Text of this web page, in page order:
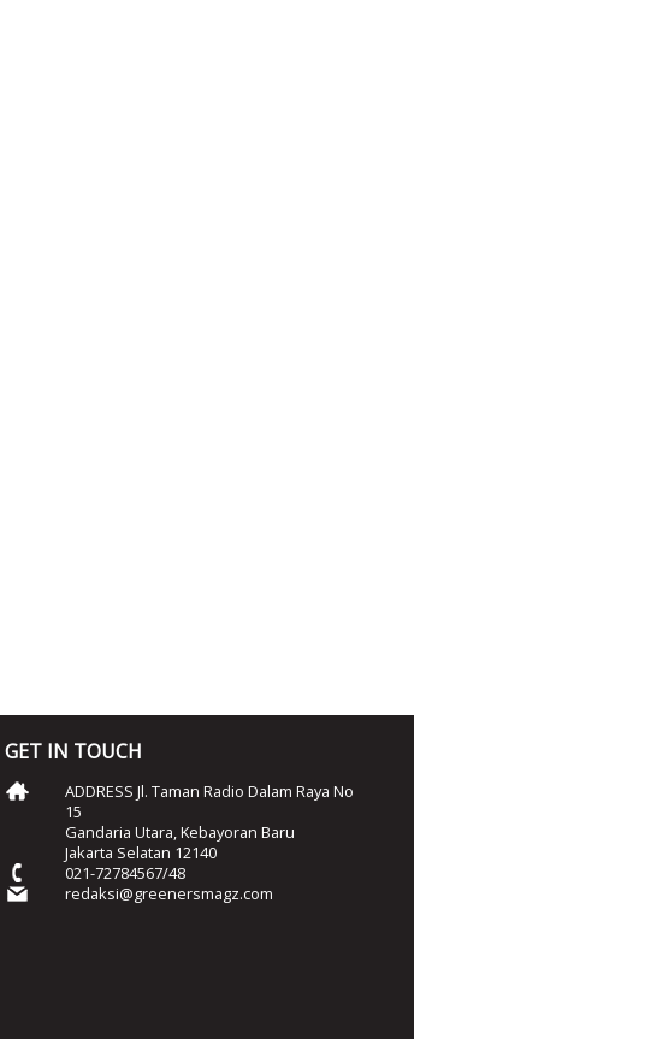
GET IN TOUCH
ADDRESS Jl. Taman Radio Dalam Raya No
15
Gandaria Utara, Kebayoran Baru
Jakarta Selatan 12140
021-72784567/48
redaksi@greenersmagz.com